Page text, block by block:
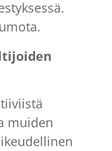
muiden